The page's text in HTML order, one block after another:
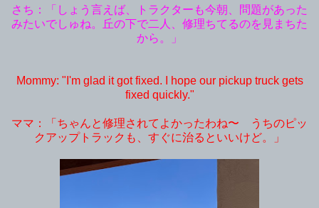
さち：「しょう言えば、トラクターも今朝、問題があった
みたいでしゅね。丘の下で二人、修理ちてるのを見まちた
から。」
Mommy: "I'm glad it got fixed. I hope our pickup truck gets
fixed quickly."
ママ：「ちゃんと修理されてよかったわね〜 うちのピッ
クアップトラックも、すぐに治るといいけど。」